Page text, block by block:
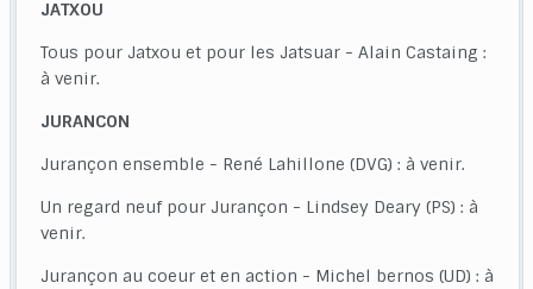
JATXOU
Tous pour Jatxou et pour les Jatsuar - Alain Castaing :
à venir.
JURANCON
Jurançon ensemble - René Lahillone (DVG) : à venir.
Un regard neuf pour Jurançon - Lindsey Deary (PS) : à
venir.
Jurançon au coeur et en action - Michel bernos (UD) : à